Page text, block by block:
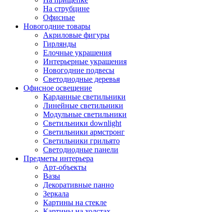
На струбцине
Офисные
Новогодние товары
Акриловые фигуры
Гирлянды
Елочные украшения
Интерьерные украшения
Новогодние подвесы
Светодиодные деревья
Офисное освещение
Карданные светильники
Линейные светильники
Модульные светильники
Светильники downlight
Светильники армстронг
Светильники грильято
Светодиодные панели
Предметы интерьера
Арт-объекты
Вазы
Декоративные панно
Зеркала
Картины на стекле